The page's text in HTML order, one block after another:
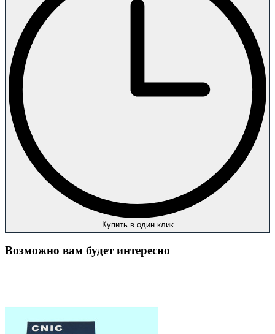
Купить в один клик
Возможно вам будет интересно